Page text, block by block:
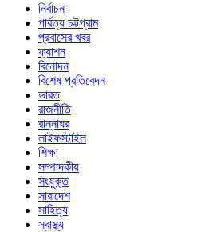
নির্বাচন
পার্বত্য চট্টগ্রাম
প্রবাসের খবর
ফ্যাশন
বিনোদন
বিশেষ প্রতিবেদন
ভারত
রাজনীতি
রান্নাঘর
লাইফস্টাইল
শিক্ষা
সম্পাদকীয়
সংযুক্ত
সারাদেশ
সাহিত্য
স্বাস্থ্য